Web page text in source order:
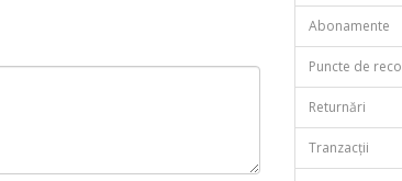
Abonamente
Puncte de
Returnări
Tranzacții